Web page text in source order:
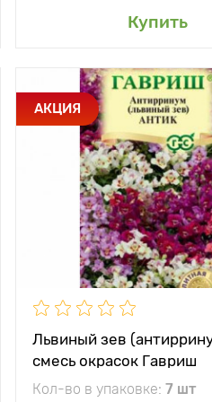
Купить
Добавить в мой
АКЦИЯ
Львиный зев
смесь окрасок Гавриш
Кол-во в упаковке: 7 шт
Особенности
Высота растения
Растояние между
растениями
Местоположение